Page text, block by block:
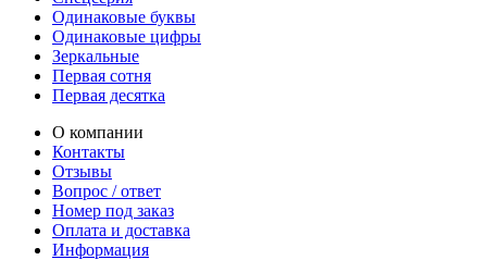
Одинаковые буквы
Одинаковые цифры
Зеркальные
Первая сотня
Первая десятка
О компании
Контакты
Отзывы
Вопрос / ответ
Номер под заказ
Оплата и доставка
Информация